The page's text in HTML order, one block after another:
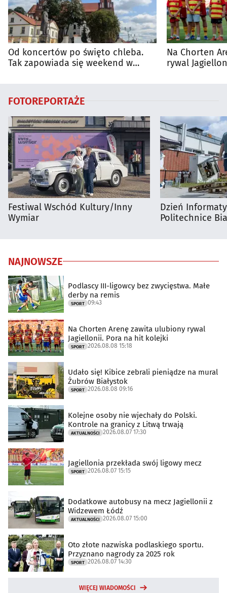
Od koncertów po święto chleba.
Tak zapowiada się weekend w
Na Chorten
rywal
FOTOREPORTAŻE
Festiwal Wschód Kultury/Inny
Wymiar
Dzień
Politechnice
NAJNOWSZE
Podlascy III-ligowcy bez zwycięstwa. Małe
derby na remis
SPORT 09:43
Na Chorten Arenę zawita ulubiony rywal
Jagiellonii. Pora na hit kolejki
SPORT 2026.08.08 15:18
Udało się! Kibice zebrali pieniądze na mural
Żubrów Białystok
SPORT 2026.08.08 09:16
Kolejne osoby nie wjechały do Polski.
Kontrole na granicy z Litwą trwają
AKTUALNOŚCI 2026.08.07 17:30
Jagiellonia przekłada swój ligowy mecz
SPORT 2026.08.07 15:15
Dodatkowe autobusy na mecz Jagiellonii z
Widzewem Łódź
AKTUALNOŚCI 2026.08.07 15:00
Oto złote nazwiska podlaskiego sportu.
Przyznano nagrody za 2025 rok
SPORT 2026.08.07 14:30
WIĘCEJ WIADOMOŚCI